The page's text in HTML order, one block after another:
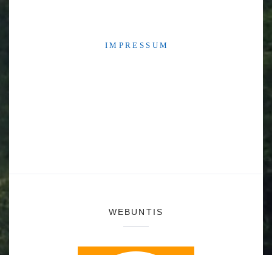
I M P R E S S U M
WEBUNTIS